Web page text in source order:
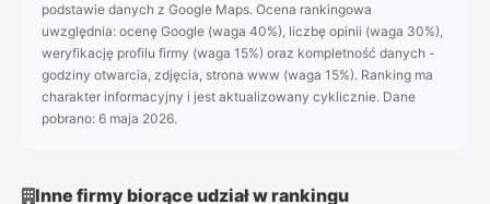
podstawie danych z Google Maps. Ocena rankingowa
uwzględnia: ocenę Google (waga 40%), liczbę opinii (waga 30%),
weryfikację profilu firmy (waga 15%) oraz kompletność danych -
godziny otwarcia, zdjęcia, strona www (waga 15%). Ranking ma
charakter informacyjny i jest aktualizowany cyklicznie. Dane
pobrano: 6 maja 2026.
Inne firmy biorące udział w rankingu